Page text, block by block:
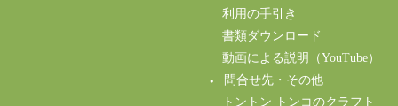
利用の手引き
書類ダウンロード
動画による説明（YouTube）
問合せ先・その他
トントン トンコのクラフト